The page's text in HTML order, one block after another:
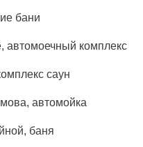
бани
автомоечный комплекс
саун
автомойка
баня